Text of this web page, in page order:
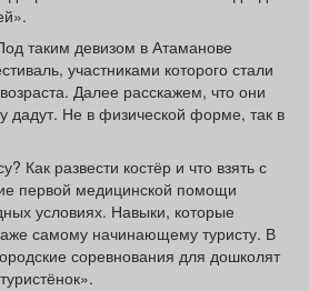
таким девизом в Атаманове
участниками которого стали
Далее расскажем, что они
Не в физической форме, так в
Как развести костёр и что взять с
первой медицинской помощи
условиях. Навыки, которые
самому начинающему туристу. В
соревнования для дошколят